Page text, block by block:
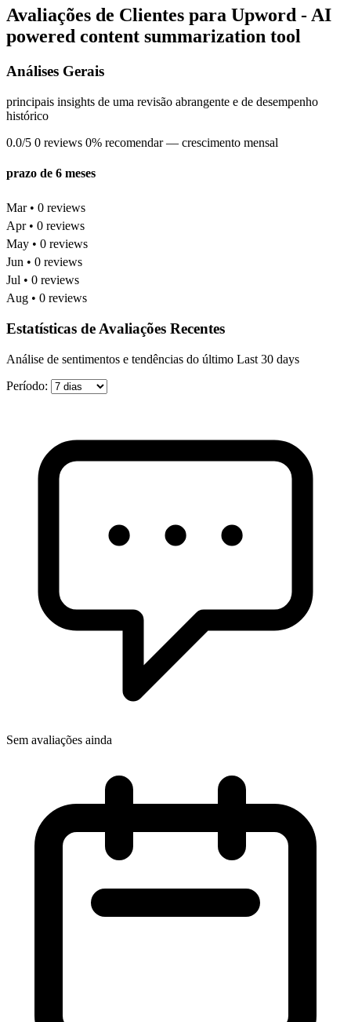
Avaliações de Clientes para Upword - AI
powered content summarization tool
Análises Gerais
principais insights de uma revisão abrangente e de desempenho
histórico
0.0/5 0 reviews 0% recomendar — crescimento mensal
prazo de 6 meses
Mar • 0 reviews
Apr • 0 reviews
May • 0 reviews
Jun • 0 reviews
Jul • 0 reviews
Aug • 0 reviews
Estatísticas de Avaliações Recentes
Análise de sentimentos e tendências do último Last 30 days
Período:
Sem avaliações ainda